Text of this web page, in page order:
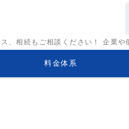
、相続もご相談ください！ 企業や
料金体系